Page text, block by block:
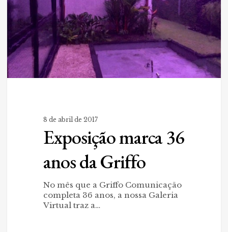
8 de abril de 2017
Exposição marca 36
anos da Griffo
No mês que a Griffo Comunicação
completa 36 anos, a nossa Galeria
Virtual traz a…